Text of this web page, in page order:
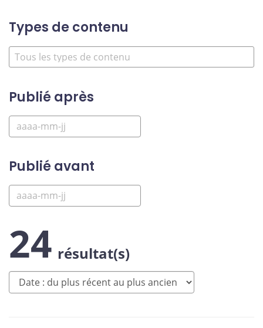
Types de contenu
Publié après
Publié avant
24 résultat(s)